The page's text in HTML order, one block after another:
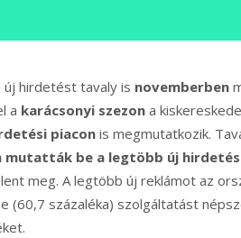
új hirdetést tavaly is novemberben
a karácsonyi szezon a
piacon is megmutatkozik.
mutatták be a legtöbb új
meg. A legtöbb új reklámot az
(60,7 százaléka) szolgáltatást